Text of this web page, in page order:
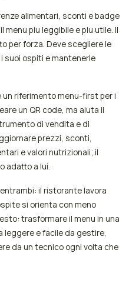
alimentari, sconti e badge
piu leggibile e piu utile. Il
per forza. Deve scegliere le
suoi ospiti e mantenerle
riferimento menu-first per i
un QR code, ma aiuta il
di vendita e di
prezzi, sconti,
e valori nutrizionali; il
adatto a lui.
il ristorante lavora
si orienta con meno
trasformare il menu in una
leggere e facile da gestire,
da un tecnico ogni volta che